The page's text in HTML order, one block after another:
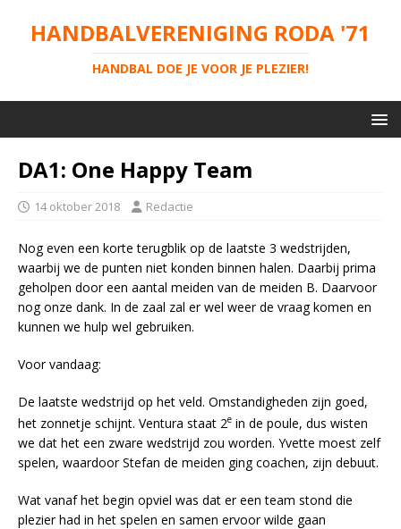
HANDBALVERENIGING RODA '71
HANDBAL DOE JE VOOR JE PLEZIER!
DA1: One Happy Team
14 oktober 2018 Redactie
Nog even een korte terugblik op de laatste 3 wedstrijden,
waarbij we de punten niet konden binnen halen. Daarbij prima
geholpen door een aantal meiden van de meiden B. Daarvoor
nog onze dank. In de zaal zal er wel weer de vraag komen en
kunnen we hulp wel gebruiken.
Voor vandaag:
De laatste wedstrijd op het veld. Omstandigheden zijn goed,
het zonnetje schijnt. Ventura staat 2e in de poule, dus wisten
we dat het een zware wedstrijd zou worden. Yvette moest zelf
spelen, waardoor Stefan de meiden ging coachen, zijn debuut.
Wat vanaf het begin opviel was dat er een team stond die
plezier had in het spelen en samen ervoor wilde gaan